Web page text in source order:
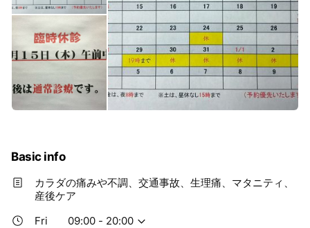
Basic info
カラダの痛みや不調、交通事故、生理痛、マタニティ、
産後ケア
Fri
09:00 - 20:00